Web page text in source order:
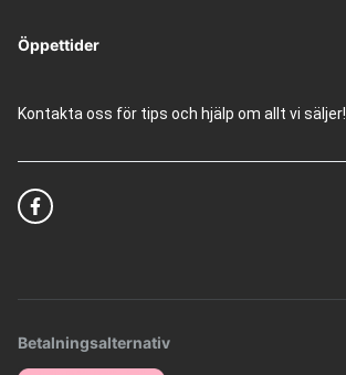
Öppettider
Kontakta oss för tips och hjälp om allt vi säljer!
Betalningsalternativ